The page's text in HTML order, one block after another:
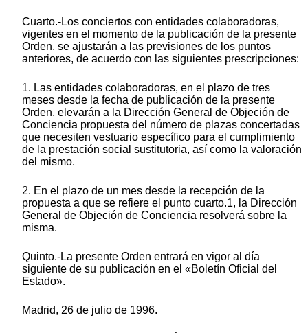
Cuarto.-Los conciertos con entidades colaboradoras,
vigentes en el momento de la publicación de la presente
Orden, se ajustarán a las previsiones de los puntos
anteriores, de acuerdo con las siguientes prescripciones:
1. Las entidades colaboradoras, en el plazo de tres
meses desde la fecha de publicación de la presente
Orden, elevarán a la Dirección General de Objeción de
Conciencia propuesta del número de plazas concertadas
que necesiten vestuario específico para el cumplimiento
de la prestación social sustitutoria, así como la valoración
del mismo.
2. En el plazo de un mes desde la recepción de la
propuesta a que se refiere el punto cuarto.1, la Dirección
General de Objeción de Conciencia resolverá sobre la
misma.
Quinto.-La presente Orden entrará en vigor al día
siguiente de su publicación en el «Boletín Oficial del
Estado».
Madrid, 26 de julio de 1996.